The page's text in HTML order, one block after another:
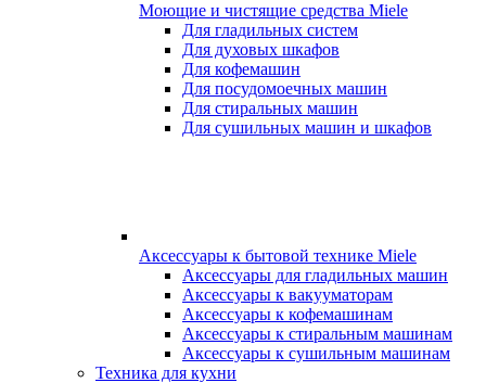
Моющие и чистящие средства Miele
Для гладильных систем
Для духовых шкафов
Для кофемашин
Для посудомоечных машин
Для стиральных машин
Для сушильных машин и шкафов
Аксессуары к бытовой технике Miele
Аксессуары для гладильных машин
Аксессуары к вакууматорам
Аксессуары к кофемашинам
Аксессуары к стиральным машинам
Аксессуары к сушильным машинам
Техника для кухни